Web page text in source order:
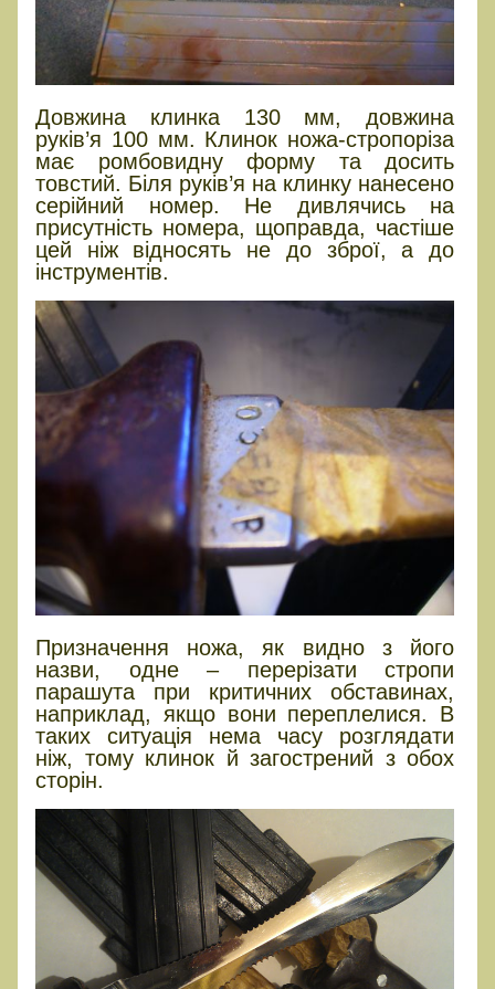
Довжина клинка 130 мм, довжина
руків’я 100 мм. Клинок ножа-стропоріза
має ромбовидну форму та досить
товстий. Біля руків’я на клинку нанесено
серійний номер. Не дивлячись на
присутність номера, щоправда, частіше
цей ніж відносять не до зброї, а до
інструментів.
Призначення ножа, як видно з його
назви, одне – перерізати стропи
парашута при критичних обставинах,
наприклад, якщо вони переплелися. В
таких ситуація нема часу розглядати
ніж, тому клинок й загострений з обох
сторін.